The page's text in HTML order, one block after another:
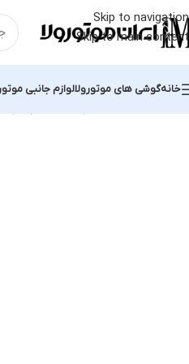
Skip to navigation
Skip to main content
خانهگوشی های موتورولالوازم جانبی